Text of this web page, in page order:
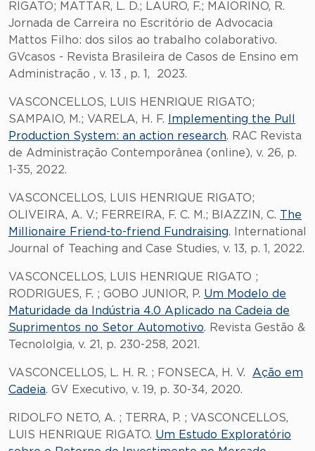
RIGATO; MATTAR, L. D.; LAURO, F.; MAIORINO, R.
Jornada de Carreira no Escritório de Advocacia
Mattos Filho: dos silos ao trabalho colaborativo.
GVcasos - Revista Brasileira de Casos de Ensino em
Administração , v. 13 , p. 1, 2023.
VASCONCELLOS, LUIS HENRIQUE RIGATO;
SAMPAIO, M.; VARELA, H. F.
Implementing the Pull
Production System: an action research. RAC Revista
de Administração Contemporânea (online), v. 26, p.
1-35, 2022.
VASCONCELLOS, LUIS HENRIQUE RIGATO;
OLIVEIRA, A. V.; FERREIRA, F. C. M.; BIAZZIN, C. The
Millionaire Friend-to-friend Fundraising. International
Journal of Teaching and Case Studies, v. 13, p. 1, 2022.
VASCONCELLOS, LUIS HENRIQUE RIGATO ;
RODRIGUES, F. ; GOBO JUNIOR, P. Um Modelo de
Maturidade da Indústria 4.0 Aplicado na Cadeia de
Suprimentos no Setor Automotivo. Revista Gestão &
Tecnololgia, v. 21, p. 230-258, 2021.
VASCONCELLOS, L. H. R. ; FONSECA, H. V. Ação em
Cadeia. GV Executivo, v. 19, p. 30-34, 2020.
RIDOLFO NETO, A. ; TERRA, P. ; VASCONCELLOS,
LUIS HENRIQUE RIGATO. Um Estudo Exploratório